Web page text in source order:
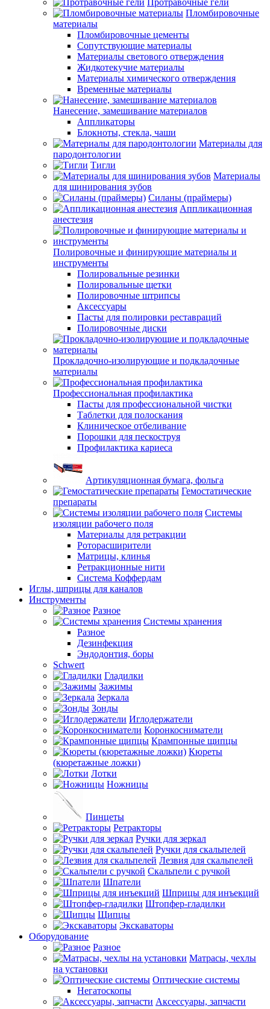
Протравочные гели
Пломбировочные
материалы
Пломбировочные цементы
Сопутствующие материалы
Материалы светового отверждения
Жидкотекучие материалы
Материалы химического отверждения
Временные материалы
Нанесение, замешивание материалов
Аппликаторы
Блокноты, стекла, чаши
Материалы для
пародонтологии
Тигли
Материалы
для шинирования зубов
Силаны (праймеры)
Аппликационная
анестезия
Полировочные и финирующие материалы и
инструменты
Полировальные резинки
Полировальные щетки
Полировочные штрипсы
Аксессуары
Пасты для полировки реставраций
Полировочные диски
Прокладочно-изолирующие и подкладочные
материалы
Профессиональная профилактика
Пасты для профессиональной чистки
Таблетки для полоскания
Клиническое отбеливание
Порошки для пескоструя
Профилактика кариеса
Артикуляционная бумага, фольга
Гемостатические
препараты
Системы
изоляции рабочего поля
Материалы для ретракции
Роторасширители
Матрицы, клинья
Ретракционные нити
Система Коффердам
Иглы, шприцы для каналов
Инструменты
Разное
Системы хранения
Разное
Дезинфекция
Эндодонтия, боры
Schwert
Гладилки
Зажимы
Зеркала
Зонды
Иглодержатели
Коронкосниматели
Крампонные щипцы
Кюреты
(кюретажные ложки)
Лотки
Ножницы
Пинцеты
Ретракторы
Ручки для зеркал
Ручки для скальпелей
Лезвия для скальпелей
Скальпели с ручкой
Шпатели
Шприцы для инъекций
Штопфер-гладилки
Щипцы
Экскаваторы
Оборудование
Разное
Матрасы, чехлы
на установки
Оптические системы
Негатоскопы
Аксессуары, запчасти